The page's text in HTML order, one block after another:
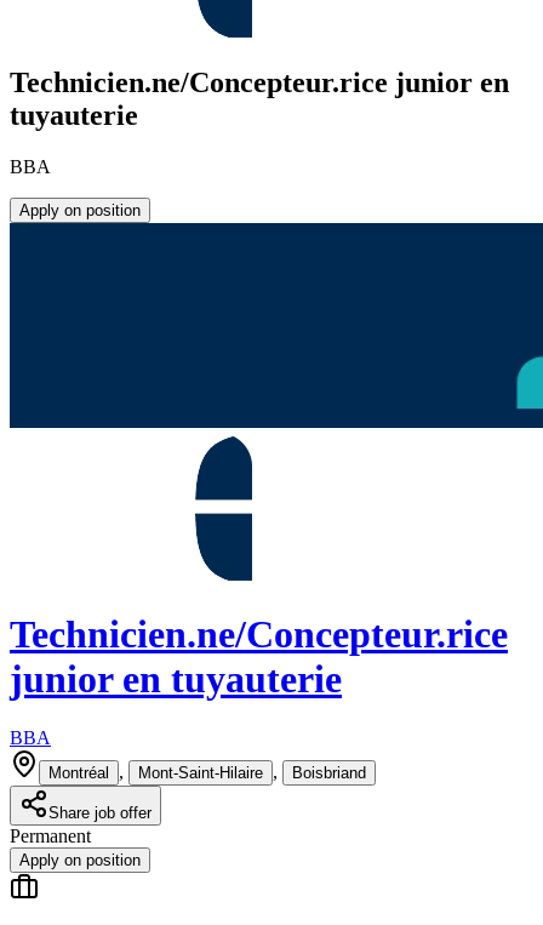
Technicien.ne/Concepteur.rice junior en
tuyauterie
BBA
Apply on position
Technicien.ne/Concepteur.rice
junior en tuyauterie
BBA
Montréal , Mont-Saint-Hilaire , Boisbriand
Share job offer
Permanent
Apply on position